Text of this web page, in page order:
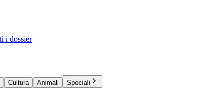
i dossier
Cultura Animali
Speciali